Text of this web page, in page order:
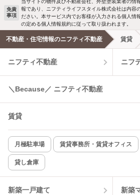
洗濯機置場あり
エアコンあり
温水洗浄便座
コンロ2口以上
新着のみ
該当件数:
新着メール通知を
免責
事項
当サイトの物件及び不動産会社、外壁塗装業者の情
報であり、ニフティライフスタイル株式会社は内容
ださい。本サービス内でお客様が入力される個人情
の定める個人情報規約に従って取り扱われます。
不動産・住宅情報のニフティ不動産 賃貸
ニフティ不動産 ニフ
＼Because／ ニフティ不動産
賃貸
月極駐車場 賃貸事務所・賃貸オフィス
貸し倉庫
新築一戸建て 新築